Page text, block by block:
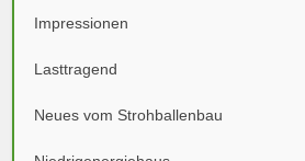
Impressionen
Lasttragend
Neues vom Strohballenbau